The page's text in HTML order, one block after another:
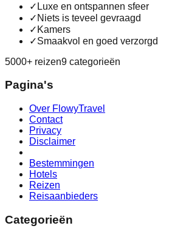
✓ Luxe en ontspannen sfeer
✓ Niets is teveel gevraagd
✓ Kamers
✓Smaakvol en goed verzorgd
5000+ reizen9 categorieën
Pagina's
Over FlowyTravel
Contact
Privacy
Disclaimer
Bestemmingen
Hotels
Reizen
Reisaanbieders
Categorieën